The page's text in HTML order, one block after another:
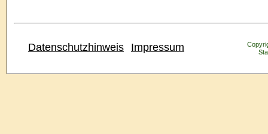
Datenschutzhinweis Impressum